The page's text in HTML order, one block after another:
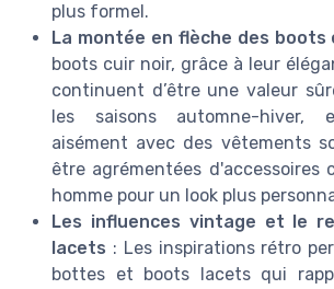
plus formel.
La montée en flèche des boots
boots cuir noir, grâce à leur
continuent d’être une valeur
les saisons automne-hiver,
aisément avec des vêtements
être agrémentées d'accessoires
homme pour un look plus
Les influences vintage et le
lacets : Les inspirations rétro
bottes et boots lacets qui